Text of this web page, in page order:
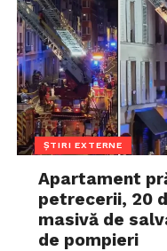
ȘTIRI EXTERNE
Apartament
petrecerii, 20
masivă de
de pompieri